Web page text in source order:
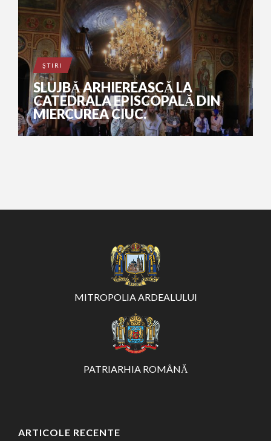
ŞTIRI
SLUJBĂ ARHIEREASCĂ LA
CATEDRALA EPISCOPALĂ DIN
MIERCUREA CIUC.
MITROPOLIA ARDEALULUI
PATRIARHIA ROMÂNĂ
ARTICOLE RECENTE